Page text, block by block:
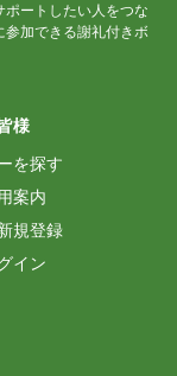
ートしたい人をつな
参加できる謝礼付きボ
様
を探す
案内
規登録
イン